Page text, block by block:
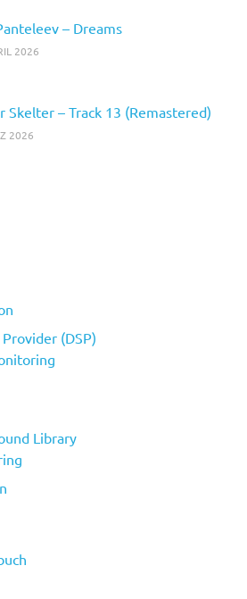
– Dreams
2026
Skelter – Track 13 (Remastered)
2026
(DSP)
Library